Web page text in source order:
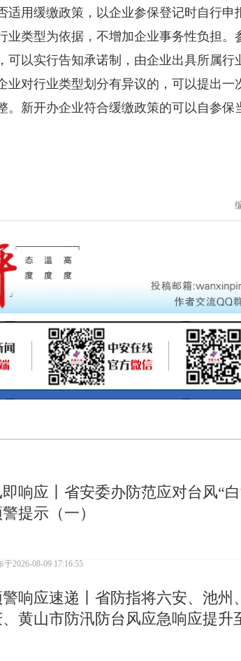
缓缴政策，以企业参保登记时自行申
业类型为依据，不增加企业事务性负担。
可以实行告知承诺制，由企业出具所属行
对行业类型划分有异议的，可以提出一
。新开办企业符合缓缴政策的可以自参保
响应丨省安委办防范应对台风“
提示（一）
于2026-08-09 17:16:55
响应速递丨省防指将六安、池州
黄山市防汛防台风应急响应提升